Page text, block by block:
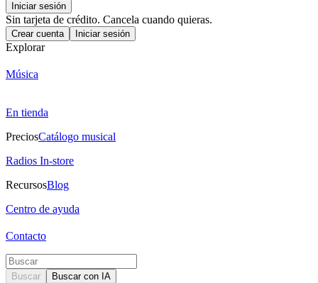
Iniciar sesión
Sin tarjeta de crédito. Cancela cuando quieras.
Crear cuenta Iniciar sesión
Explorar
Música
En tienda
PreciosCatálogo musical
Radios In-store
RecursosBlog
Centro de ayuda
Contacto
Buscar Buscar con IA